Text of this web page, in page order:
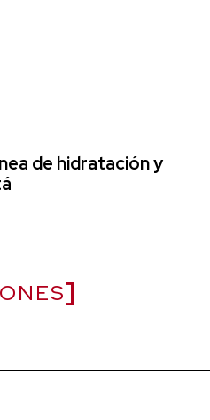
de hidratación y